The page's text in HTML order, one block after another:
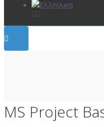
MS Project